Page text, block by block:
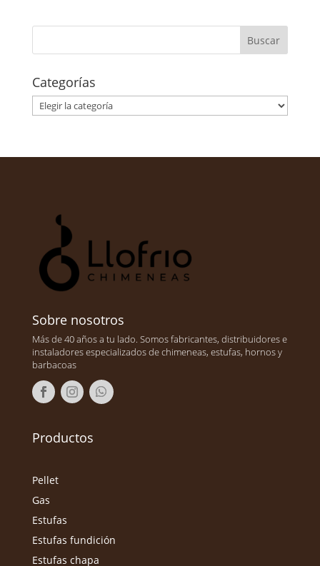
Categorías
Categorías
Sobre nosotros
Más de 40 años a tu lado. Somos fabricantes, distribuidores e
instaladores especializados de chimeneas, estufas, hornos y
barbacoas
Productos
Pellet
Gas
Estufas
Estufas fundición
Estufas chapa